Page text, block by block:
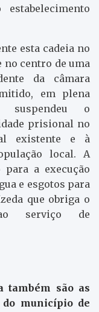
esta cadeia no
no centro de uma
da câmara
em plena
suspendeu o
prisional no
existente e à
local. A
a execução
e esgotos para
que obriga o
serviço de
também são as
do município de